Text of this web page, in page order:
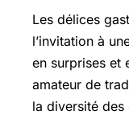
Les délices
l’invitation à
en surprises et
amateur de
la diversité